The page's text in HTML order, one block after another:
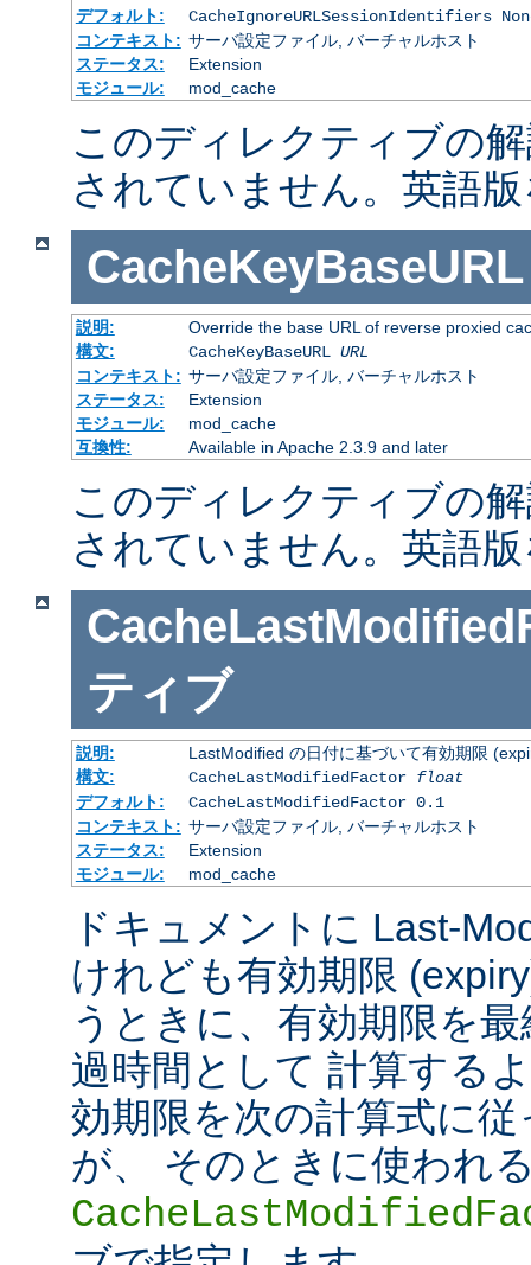
デフォルト:
CacheIgnoreURLSessionIdentifiers
コンテキスト: サーバ設定ファイル, バーチャルホスト
ステータス:
Extension
モジュール:
mod_cache
このディレクティブの
されていません。英語
CacheKeyBaseURL
説明:
Override the base URL of reverse proxied
構文:
CacheKeyBaseURL URL
コンテキスト: サーバ設定ファイル, バーチャルホスト
ステータス:
Extension
モジュール:
mod_cache
互換性:
Available in Apache 2.3.9 and later
このディレクティブの
されていません。英語
ティブ
説明:
LastModified の日付に基づいて有効期限
構文:
CacheLastModifiedFactor float
デフォルト:
CacheLastModifiedFactor 0.1
コンテキスト: サーバ設定ファイル, バーチャルホスト
ステータス:
Extension
モジュール:
mod_cache
ドキュメントに Last-
けれども有効期限
うときに、有効期限を
過時間として 計算する
効期限を次の計算式に
が、 そのときに使われ